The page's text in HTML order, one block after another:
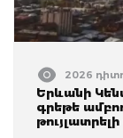
2026
Երևանի
գրեթե